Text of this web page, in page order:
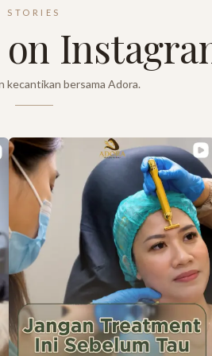
STORIES
kecantikan bersama Adora.